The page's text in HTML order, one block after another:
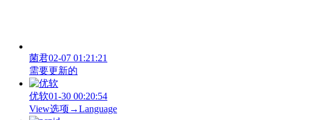
菌君02-07 01:21:21
需要更新的
优软01-30 00:20:54
View‌选项→Language